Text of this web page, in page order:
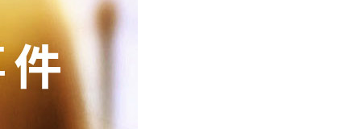
麻豆天美在线观看架
速箱托盘 保险杠料架
冲压件料架
消声器料架
手推车
藏式马桶水箱支架
汽车行业